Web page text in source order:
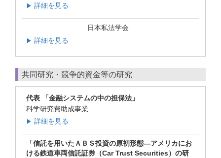
▶ 詳細を見る
日本私法学会
▶ 詳細を見る
共同研究・競争的資金等の研究
代表 「金融システムの中の担保法」
科学研究費助成事業
▶ 詳細を見る
「信託を用いたＡＢＳ投資の原初形態―アメリカにお
ける鉄道車両信託証券（Car Trust Securities）の研